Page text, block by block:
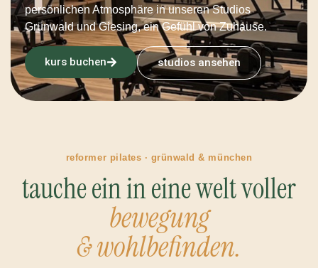
persönlichen Atmosphäre in unseren Studios
Grünwald und Giesing, ein Gefühl von Zuhause.
kurs buchen studios ansehen
reformer pilates · grünwald & münchen
tauche ein in eine welt voller
bewegung
& wohlbefinden.